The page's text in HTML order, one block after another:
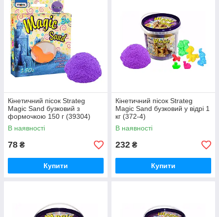
Кінетичний пісок Strateg
Magic Sand бузковий з
формочкою 150 г (39304)
В наявності
78 ₴
Купити
Кінетичний пісок Strateg
Magic Sand бузковий у відрі 1
кг (372-4)
В наявності
232 ₴
Купити